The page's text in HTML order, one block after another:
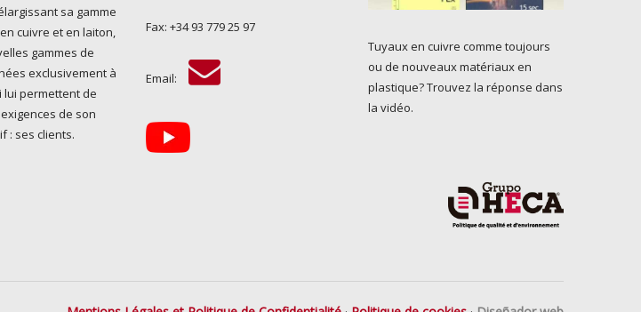
sa gamme
cuivre et en laiton,
gammes de
exclusivement à
lui permettent de
de son
: ses clients.
Fax: +34 93 779 25 97
Email:
Tuyaux en cuivre comme toujours
ou de nouveaux matériaux en
plastique? Trouvez la réponse dans
la vidéo.